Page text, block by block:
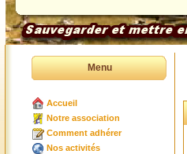
Menu
Accueil
Notre association
Comment adhérer
Nos activités